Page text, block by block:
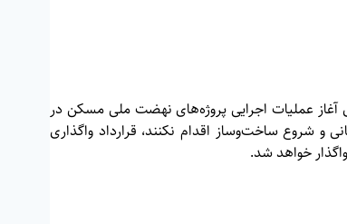
با تعیین مهلت تا ۲۰ مردادماه برای آغاز عملیات اجرایی پروژه‌های نهضت ملی مسکن در
و شروع ساخت‌وساز اقدام نکنند، قرارداد واگذاری
خواهد شد.